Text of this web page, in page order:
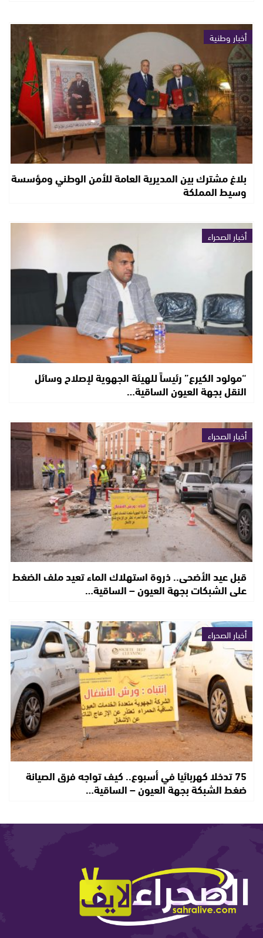
أخبار وطنية
بلاغ مشترك بين المديرية العامة للأمن الوطني ومؤسسة
وسيط المملكة
أخبار الصحراء
“مولود الكيرع” رئيساً للهيئة الجهوية لإصلاح وسائل
النقل بجهة العيون الساقية…
أخبار الصحراء
قبل عيد الأضحى.. ذروة استهلاك الماء تعيد ملف الضغط
على الشبكات بجهة العيون – الساقية…
أخبار الصحراء
75 تدخلا كهربائيا في أسبوع.. كيف تواجه فرق الصيانة
ضغط الشبكة بجهة العيون – الساقية…